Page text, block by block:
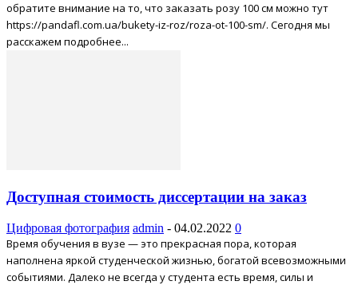
обратите внимание на то, что заказать розу 100 см можно тут
https://pandafl.com.ua/bukety-iz-roz/roza-ot-100-sm/. Сегодня мы
расскажем подробнее...
Доступная стоимость диссертации на заказ
Цифровая фотография admin - 04.02.2022 0
Время обучения в вузе — это прекрасная пора, которая
наполнена яркой студенческой жизнью, богатой всевозможными
событиями. Далеко не всегда у студента есть время, силы и